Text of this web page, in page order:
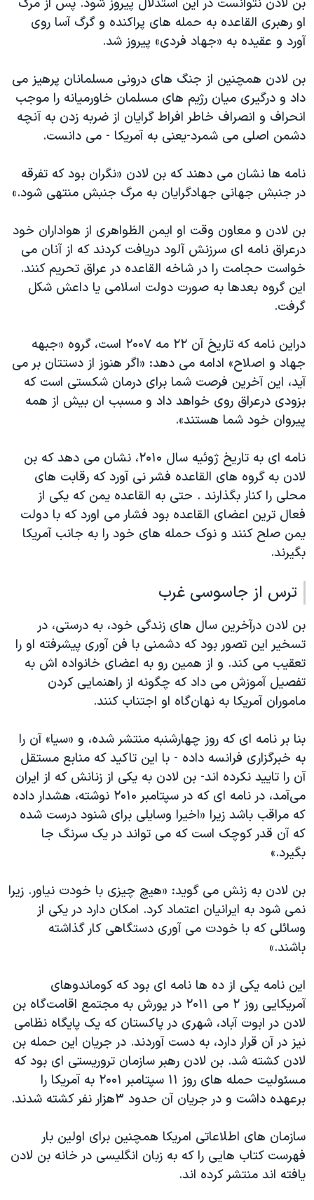
بن لادن نتوانست در این استدلال پیروز شود. پس از مرگ
او رهبری القاعده به حمله های پراکنده و گرگ آسا روی
آورد و عقیده به «جهاد فردی» پیروز شد.
بن لادن همچنین از جنگ های درونی مسلمانان پرهیز می
داد و درگیری میان رژیم های مسلمان خاورمیانه را موجب
انحراف و انصراف خاطر افراط گرایان از ضربه زدن به آنچه
دشمن اصلی می شمرد-یعنی به آمریکا - می دانست.
نامه ها نشان می دهند که بن لادن «نگران بود که تفرقه
در جنبش جهانی جهادگرایان به مرگ جنبش منتهی شود.»
بن لادن و معاون وقت او ایمن الظواهری از هواداران خود
درعراق نامه ای سرزنش آلود دریافت کردند که از آنان می
خواست حجامت را در شاخه القاعده در عراق تحریم کنند.
این گروه بعدها به صورت دولت اسلامی یا داعش شکل
گرفت.
دراین نامه که تاریخ آن ۲۲ مه ۲۰۰۷ است، گروه «جبهه
جهاد و اصلاح» ادامه می دهد: «اگر هنوز از دستتان بر می
آید، این آخرین فرصت شما برای درمان شکستی است که
بزودی درعراق روی خواهد داد و مسبب ان بیش از همه
پیروان خود شما هستند».
نامه ای به تاریخ ژوئیه سال ۲۰۱۰، نشان می دهد که بن
لادن به گروه های القاعده فشر نی آورد که رقابت های
محلی را کنار بگذارند . حتی به القاعده یمن که یکی از
فعال ترین اعضای القاعده بود فشار می اورد که با دولت
یمن صلح کنند و نوک حمله های خود را به جانب آمریکا
بگیرند.
ترس از جاسوسی غرب
بن لادن درآخرین سال های زندگی خود، به درستی، در
تسخیر این تصور بود که دشمنی با فن آوری پیشرفته او را
تعقیب می کند. و از همین رو به اعضای خانواده اش به
تفصیل آموزش می داد که چگونه از راهنمایی کردن
ماموران آمریکا به نهان‌گاه او اجتناب کنند.
بنا بر نامه ای که روز چهارشنبه منتشر شده، و «سیا» آن را
به خبرگزاری فرانسه داده - با این تاکید که منابع مستقل
آن را تایید نکرده اند- بن لادن به یکی از زنانش که از ایران
می‌آمد، در نامه ای که در سپتامبر ۲۰۱۰ نوشته، هشدار داده
که مراقب باشد زیرا «اخیرا وسایلی برای شنود درست شده
که آن قدر کوچک است که می تواند در یک سرنگ جا
بگیرد.»
بن لادن به زنش می گوید: «هیچ چیزی با خودت نیاور. زیرا
نمی شود به ایرانیان اعتماد کرد. امکان دارد در یکی از
وسائلی که با خودت می آوری دستگاهی کار گذاشته
باشند.»
این نامه یکی از ده ها نامه ای بود که کوماندوهای
آمریکایی روز ۲ می ۲۰۱۱ در یورش به مجتمع اقامت‌گاه بن
لادن در ابوت آباد، شهری در پاکستان که یک پایگاه نظامی
نیز در آن قرار دارد، به دست آوردند. در جریان این حمله بن
لادن کشته شد. بن لادن رهبر سازمان تروریستی ای بود که
مسئولیت حمله های روز ۱۱ سپتامبر ۲۰۰۱ به آمریکا را
برعهده داشت و در جریان آن حدود ۳هزار نفر کشته شدند.
سازمان های اطلاعاتی امریکا همچنین برای اولین بار
فهرست کتاب هایی را که به زبان انگلیسی در خانه بن لادن
یافته اند منتشر کرده اند.